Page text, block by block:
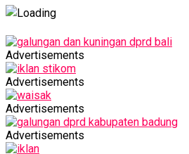
Advertisements
Advertisements
Advertisements
Advertisements